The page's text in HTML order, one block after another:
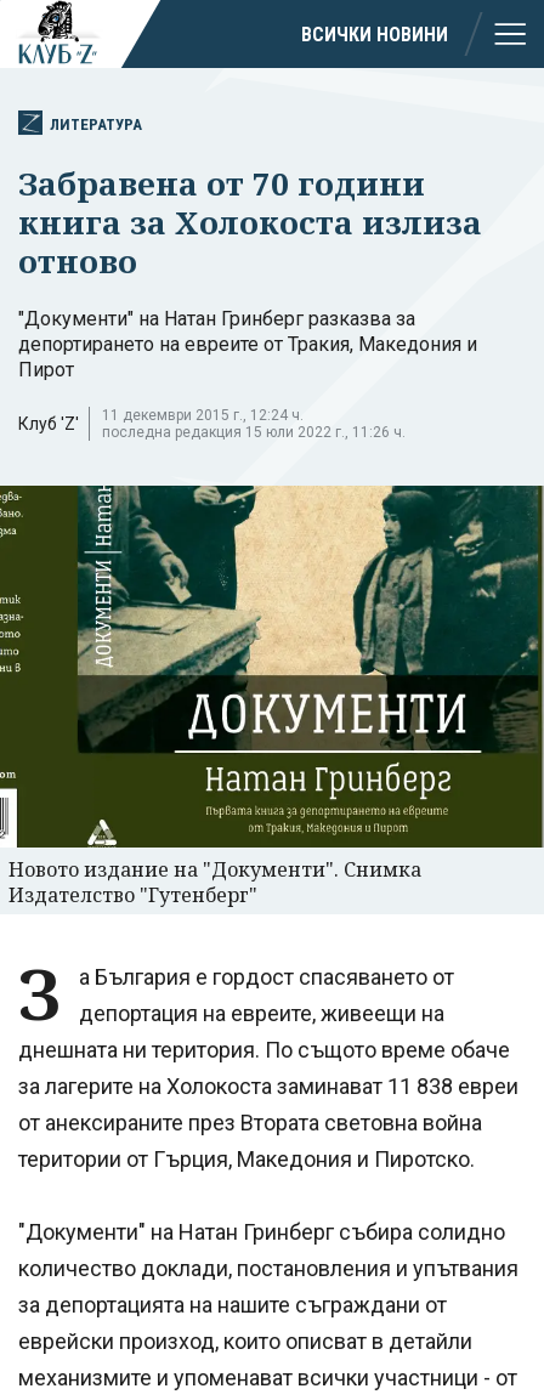
ВСИЧКИ НОВИНИ
ЛИТЕРАТУРА
Забравена от 70 години
книга за Холокоста излиза
отново
"Документи" на Натан Гринберг разказва за
депортирането на евреите от Тракия, Македония и
Пирот
Клуб 'Z'
11 декември 2015 г., 12:24 ч.
последна редакция 15 юли 2022 г., 11:26 ч.
Новото издание на "Документи". Снимка
Издателство "Гутенберг"
З
а България е гордост спасяването от
депортация на евреите, живеещи на
днешната ни територия. По същото време обаче
за лагерите на Холокоста заминават 11 838 евреи
от анексираните през Втората световна война
територии от Гърция, Македония и Пиротско.
"Документи" на Натан Гринберг събира солидно
количество доклади, постановления и упътвания
за депортацията на нашите съграждани от
еврейски произход, които описват в детайли
механизмите и упоменават всички участници - от